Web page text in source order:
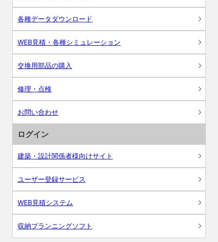
各種データダウンロード
WEB見積・各種シミュレーション
交換用部品の購入
修理・点検
お問い合わせ
ログイン
建築・設計関係者様向けサイト
ユーザー登録サービス
WEB見積システム
収納プランニングソフト